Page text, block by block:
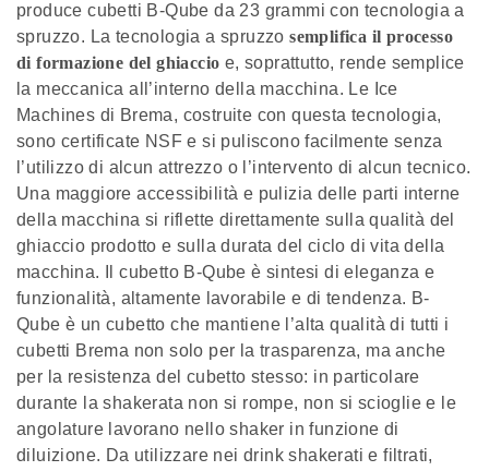
produce cubetti B-Qube da 23 grammi con tecnologia a
spruzzo. La tecnologia a spruzzo semplifica il processo
di formazione del ghiaccio e, soprattutto, rende semplice
la meccanica all’interno della macchina. Le Ice
Machines di Brema, costruite con questa tecnologia,
sono certificate NSF e si puliscono facilmente senza
l’utilizzo di alcun attrezzo o l’intervento di alcun tecnico.
Una maggiore accessibilità e pulizia delle parti interne
della macchina si riflette direttamente sulla qualità del
ghiaccio prodotto e sulla durata del ciclo di vita della
macchina. Il cubetto B-Qube è sintesi di eleganza e
funzionalità, altamente lavorabile e di tendenza. B-
Qube è un cubetto che mantiene l’alta qualità di tutti i
cubetti Brema non solo per la trasparenza, ma anche
per la resistenza del cubetto stesso: in particolare
durante la shakerata non si rompe, non si scioglie e le
angolature lavorano nello shaker in funzione di
diluizione. Da utilizzare nei drink shakerati e filtrati,